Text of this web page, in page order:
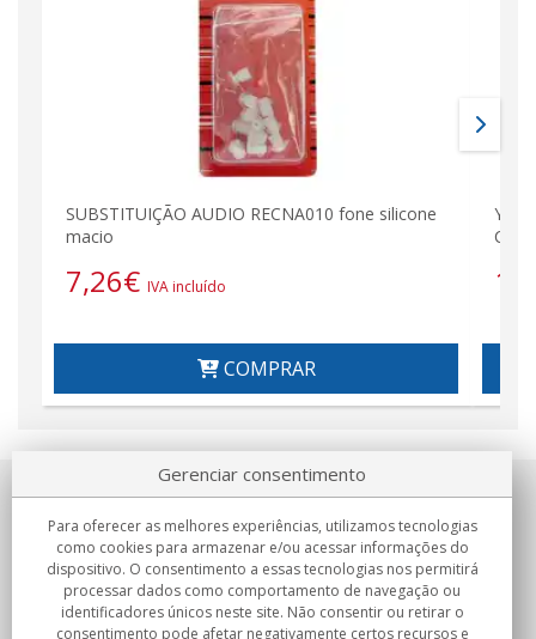
SUBSTITUIÇÃO AUDIO RECNA010 fone silicone
macio
7,26€ IVA incluído
COMPRAR
Sobre nosotros
Compromissos
Compras
Gerenciar consentimento
Para oferecer as melhores experiências, utilizamos tecnologias
como cookies para armazenar e/ou acessar informações do
dispositivo. O consentimento a essas tecnologias nos permitirá
processar dados como comportamento de navegação ou
identificadores únicos neste site. Não consentir ou retirar o
consentimento pode afetar negativamente certos recursos e